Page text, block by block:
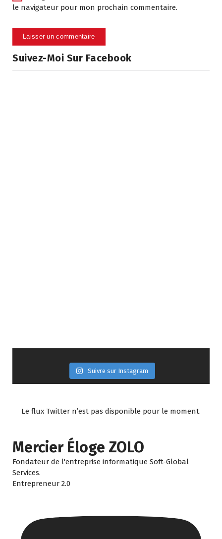
le navigateur pour mon prochain commentaire.
Suivez-Moi Sur Facebook
Suivre sur Instagram
Le flux Twitter n’est pas disponible pour le moment.
Mercier Éloge ZOLO
Fondateur de l'entreprise informatique Soft-Global
Services.
Entrepreneur 2.0